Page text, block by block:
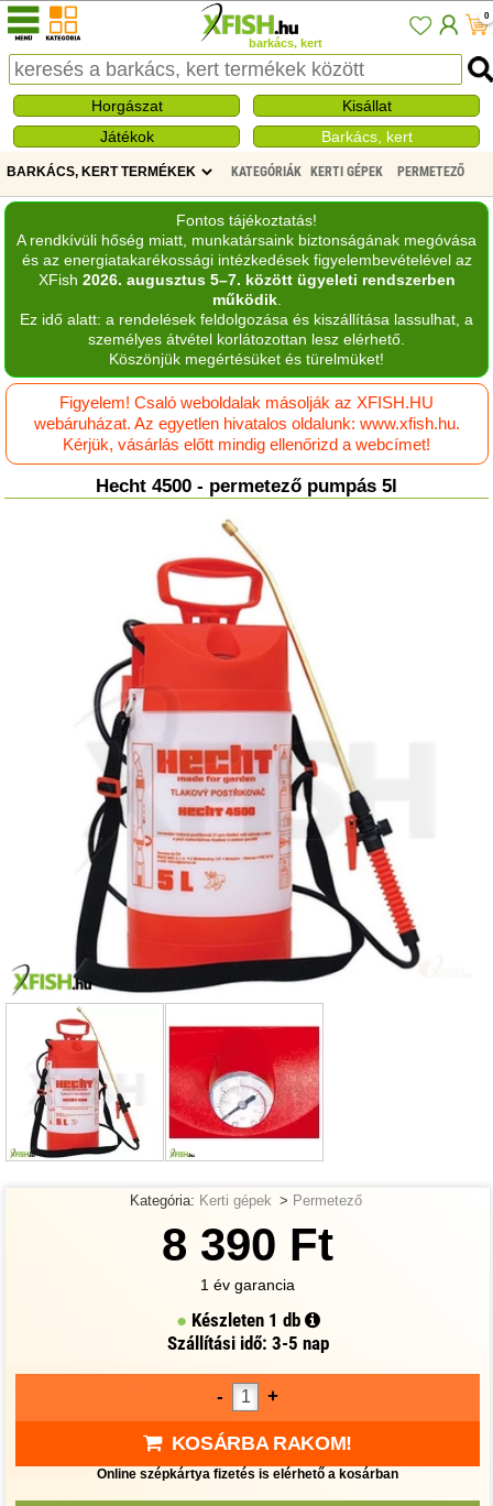
barkács, kert
0
Horgászat
Kisállat
Játékok
Barkács, kert
KATEGÓRIÁK KERTI GÉPEK PERMETEZŐ
Fontos tájékoztatás!
A rendkívüli hőség miatt, munkatársaink biztonságának megóvása
és az energiatakarékossági intézkedések figyelembevételével az
XFish 2026. augusztus 5–7. között ügyeleti rendszerben
működik.
Ez idő alatt: a rendelések feldolgozása és kiszállítása lassulhat, a
személyes átvétel korlátozottan lesz elérhető.
Köszönjük megértésüket és türelmüket!
Figyelem! Csaló weboldalak másolják az XFISH.HU
webáruházat. Az egyetlen hivatalos oldalunk: www.xfish.hu.
Kérjük, vásárlás előtt mindig ellenőrizd a webcímet!
Hecht 4500 - permetező pumpás 5l
Kategória: Kerti gépek > Permetező
8 390 Ft
1 év garancia
Készleten 1 db
Szállítási idő: 3-5 nap
- +
KOSÁRBA RAKOM!
Online szépkártya fizetés is elérhető a kosárban